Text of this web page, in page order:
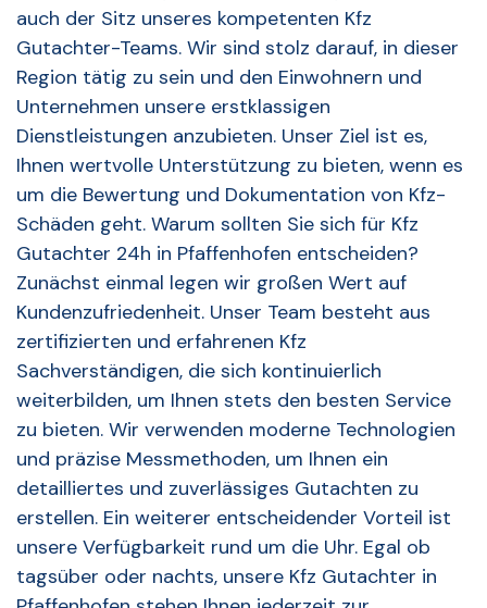
auch der Sitz unseres kompetenten Kfz
Gutachter-Teams. Wir sind stolz darauf, in dieser
Region tätig zu sein und den Einwohnern und
Unternehmen unsere erstklassigen
Dienstleistungen anzubieten. Unser Ziel ist es,
Ihnen wertvolle Unterstützung zu bieten, wenn es
um die Bewertung und Dokumentation von Kfz-
Schäden geht. Warum sollten Sie sich für Kfz
Gutachter 24h in Pfaffenhofen entscheiden?
Zunächst einmal legen wir großen Wert auf
Kundenzufriedenheit. Unser Team besteht aus
zertifizierten und erfahrenen Kfz
Sachverständigen, die sich kontinuierlich
weiterbilden, um Ihnen stets den besten Service
zu bieten. Wir verwenden moderne Technologien
und präzise Messmethoden, um Ihnen ein
detailliertes und zuverlässiges Gutachten zu
erstellen. Ein weiterer entscheidender Vorteil ist
unsere Verfügbarkeit rund um die Uhr. Egal ob
tagsüber oder nachts, unsere Kfz Gutachter in